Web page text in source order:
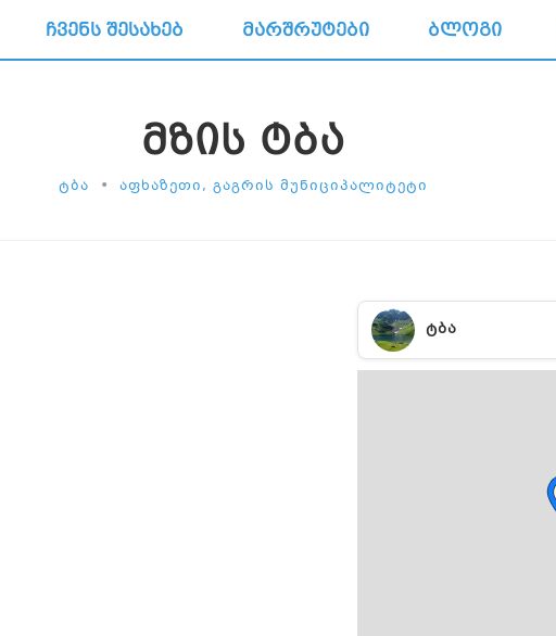
ᲩᲕᲔᲜᲡ ᲨᲔᲡᲐᲮᲔᲑ ᲛᲐᲠᲨᲠᲣᲢᲔᲑᲘ ᲑᲚᲝᲒᲘ
ᲛᲖᲘᲡ ᲢᲑᲐ
ᲢᲑᲐ • ᲐᲤᲮᲐᲖᲔᲗᲘ, ᲒᲐᲒᲠᲘᲡ ᲛᲣᲜᲘᲪᲘᲞᲐᲚᲘᲢᲔᲢᲘ
ᲢᲑᲐ